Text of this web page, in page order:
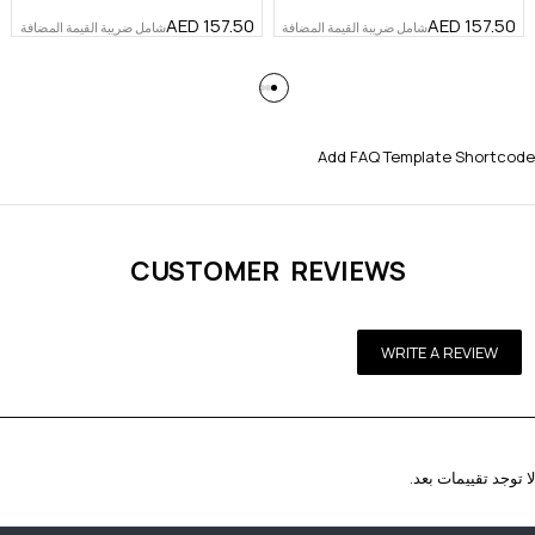
AED157.50 شامل ضريبة القيمة المضافة AED157.50 شامل ضريبة القيمة المضافة
Add FAQ Template Shortcode
CUSTOMER REVIEWS
WRITE A REVIEW
لا توجد تقييمات بعد.